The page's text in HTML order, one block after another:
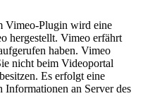
Vimeo-Plugin wird eine
hergestellt. Vimeo erfährt
haben. Vimeo
nicht beim Videoportal
Es erfolgt eine
an Server des